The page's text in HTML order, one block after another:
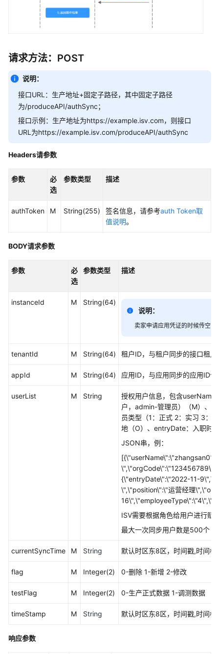
通
用
商
品
发
布
联
营
品
品
总
发
品
SaaS
请求方法：POST
说明：
接口URL：生产地址+固定子路径，其中固定子路径
为/produceAPI/authSync；
接口示例：生产地址为https://example.isv.com，则接口
URL为https://example.isv.com/produceAPI/authSync
Headers请参数
参数
必
选
参数类型 描述
authToken M String(255) 签名信息，请参考auth Token取
值说明。
BODY请求参数
参数
必
选
参数类型 描述
instanceId M
String(64)
说明：
卖家申请应用凭证的时候传空，
tenantId M String(64) 租户ID，与租户同步的接口租
appId M String(64) 应用ID，与应用同步的应用ID
userList M String
授权用户信息，包含
户，admin-管理员）（M）、
员类型（1：正式 2：实习 3：
地（O）、entryDate：入职时
JSON串，例：
{\"entryDate\":\"2022-11-
\",\"position\":\"运营经理
ISV需要根据角色给用户进行赋
最大一次同步用户数是500个
currentSyncTime M String 默认时区东8区，时间戳,时间
flag M Integer(2) 0-删除 1-新增 2-修改
testFlag M Integer(2) 0-生产正式数据 1-调测数据
timeStamp M String 默认时区东8区，时间戳,时间
响应参数